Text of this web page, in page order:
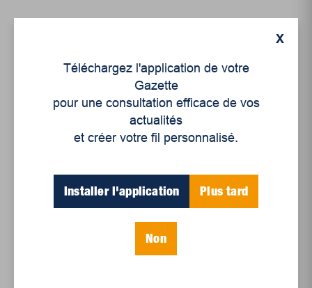
Un siècle de Mauriciennes dans la presse
régionale
Juillet 2026
en croissance
Et les politiques peinent à suivre
Le sommeil, nouveau défi de santé publique
X
Téléchargez l'application de votre
Gazette
pour une consultation efficace de vos
actualités
et créer votre fil personnalisé.
Installer l'application Plus tard
Non